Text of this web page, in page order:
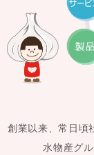
創業以来、常日頃
水物産グ